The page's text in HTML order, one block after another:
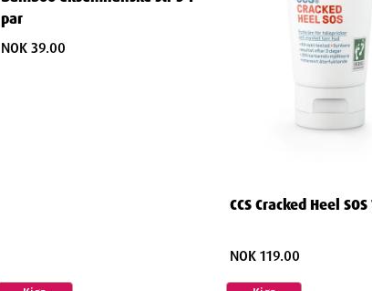
par
NOK 39.00
CCS Cracked Heel
NOK 119.00